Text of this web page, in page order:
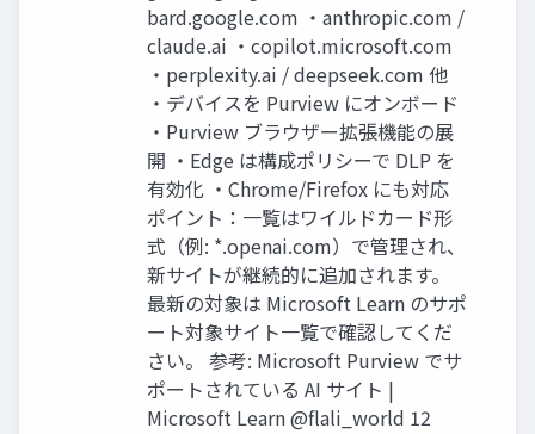
bard.google.com ・anthropic.com /
claude.ai ・copilot.microsoft.com
・perplexity.ai / deepseek.com 他
・デバイスを Purview にオンボード
・Purview ブラウザー拡張機能の展
開 ・Edge は構成ポリシーで DLP を
有効化 ・Chrome/Firefox にも対応
ポイント：一覧はワイルドカード形
式（例: *.openai.com）で管理され、
新サイトが継続的に追加されます。
最新の対象は Microsoft Learn のサポ
ート対象サイト一覧で確認してくだ
さい。 参考: Microsoft Purview でサ
ポートされている AI サイト |
Microsoft Learn @flali_world 12